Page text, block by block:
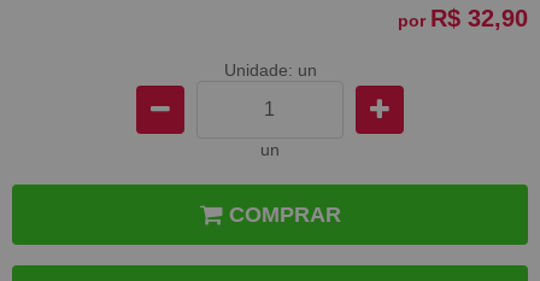
por R$ 32,90
Unidade: un
un
COMPRAR